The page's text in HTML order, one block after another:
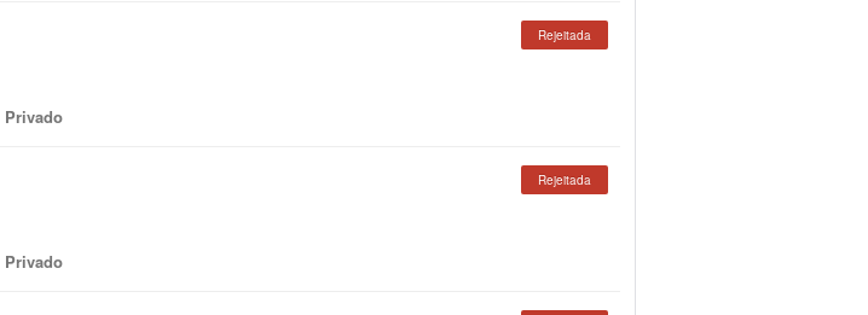
Rejeitada
Privado
Rejeitada
Privado